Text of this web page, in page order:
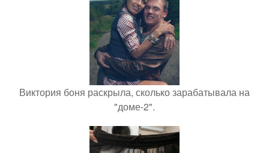
Виктория боня раскрыла, сколько зарабатывала на
"доме-2".